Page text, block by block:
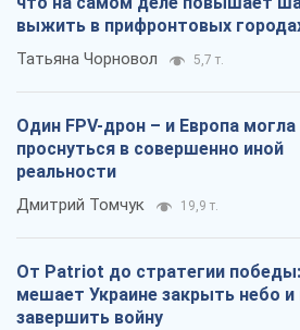
выжить в прифронтовых
Татьяна Чорновол 5,7 т.
Один FPV-дрон – и Европа могла
проснуться в совершенно иной
реальности
Дмитрий Томчук 19,9 т.
От Patriot до стратегии
мешает Украине закрыть небо и
завершить войну